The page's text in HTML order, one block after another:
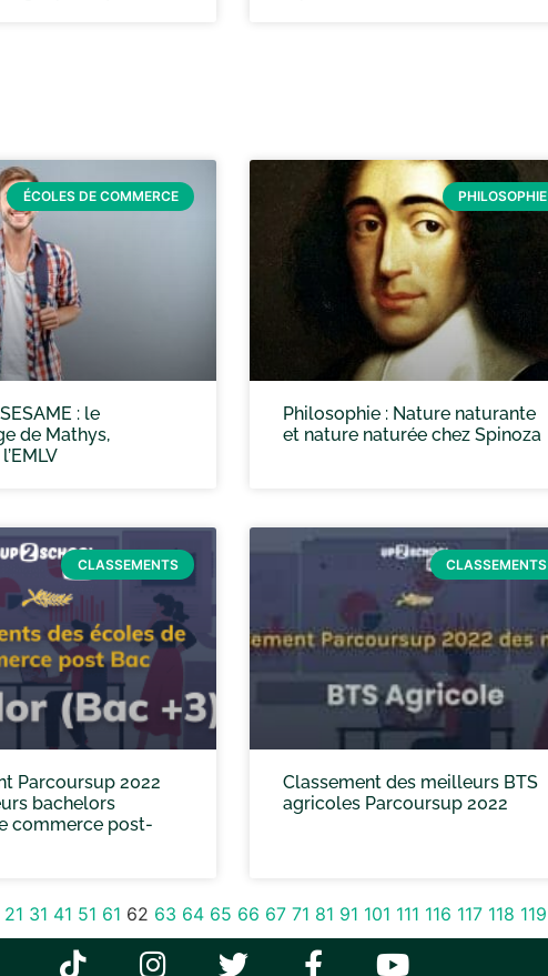
ÉCOLES DE COMMERCE
: le
de Mathys,
PHILOSOPHIE
Philosophie : Nature naturante
et nature naturée chez Spinoza
CLASSEMENTS
Parcoursup 2022
bachelors
commerce post-
CLASSEMENTS
Classement des meilleurs BTS
agricoles Parcoursup 2022
21 31 41 51 61 62 63 64 65 66 67 71 81 91 101 111 116 117 118 119